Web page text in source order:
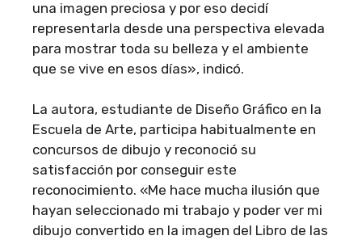
una imagen preciosa y por eso decidí
representarla desde una perspectiva elevada
para mostrar toda su belleza y el ambiente
que se vive en esos días», indicó.
La autora, estudiante de Diseño Gráfico en la
Escuela de Arte, participa habitualmente en
concursos de dibujo y reconoció su
satisfacción por conseguir este
reconocimiento. «Me hace mucha ilusión que
hayan seleccionado mi trabajo y poder ver mi
dibujo convertido en la imagen del Libro de las